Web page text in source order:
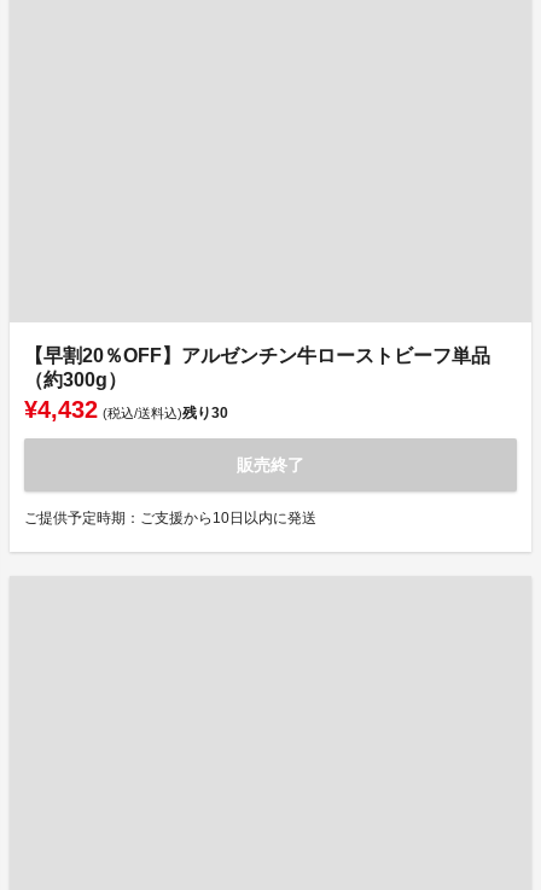
【早割20％OFF】アルゼンチン牛ローストビーフ単品
（約300g）
¥4,432 (税込/送料込)残り30
販売終了
ご提供予定時期：ご支援から10日以内に発送